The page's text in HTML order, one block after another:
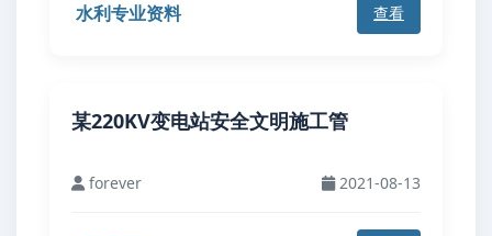
水利专业资料 查看
某220KV变电站安全文明施工管
forever 2021-08-13